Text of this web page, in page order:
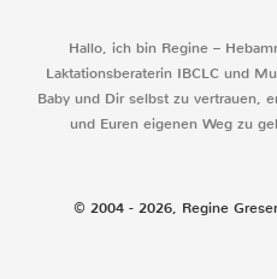
Hallo, ich bin Regine –
Laktationsberaterin IBCLC und
Baby und Dir selbst zu vertrauen,
und Euren eigenen Weg zu
© 2004 - 2026, Regine